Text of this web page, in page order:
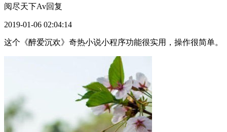
阅尽天下Av回复
2019-01-06 02:04:14
这个《醉爱沉欢》奇热小说小程序功能很实用，操作很简单。